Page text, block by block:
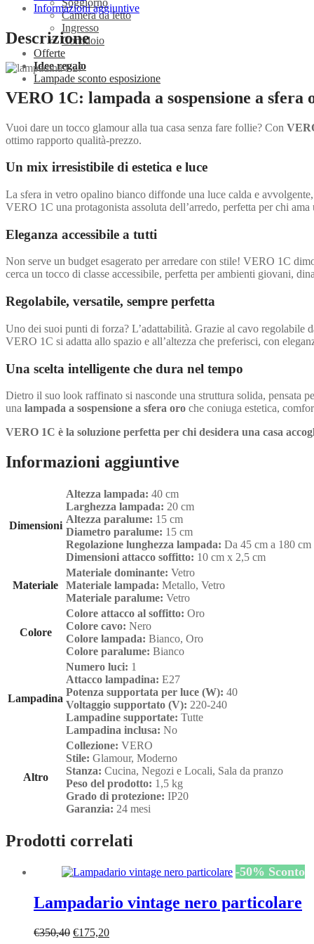
Soggiorno
Camera da letto
Ingresso
Corridoio
Offerte
Idee regalo
Lampade sconto esposizione
Informazioni aggiuntive
Descrizione
VERO 1C: lampada a sospensione a
Vuoi dare un tocco glamour alla tua casa senza fare follie? Con
ottimo rapporto qualità-prezzo.
Un mix irresistibile di estetica e luce
La sfera in vetro opalino bianco diffonde una luce calda e
VERO 1C una protagonista assoluta dell’arredo, perfetta per chi
Eleganza accessibile a tutti
Non serve un budget esagerato per arredare con stile! VERO 1C
cerca un tocco di classe accessibile, perfetta per ambienti giovani,
Regolabile, versatile, sempre perfetta
Uno dei suoi punti di forza? L’adattabilità. Grazie al cavo regolabile
VERO 1C si adatta allo spazio e all’altezza che preferisci, con
Una scelta intelligente che dura nel tempo
Dietro il suo look raffinato si nasconde una struttura solida, pensata
una lampada a sospensione a sfera oro che coniuga estetica,
VERO 1C è la soluzione perfetta per chi desidera una casa
Informazioni aggiuntive
Dimensioni
Altezza lampada: 40 cm
Larghezza lampada: 20 cm
Altezza paralume: 15 cm
Diametro paralume: 15 cm
Regolazione lunghezza lampada: Da 45 cm a 180 cm
Dimensioni attacco soffitto: 10 cm x 2,5 cm
Materiale
Materiale dominante: Vetro
Materiale lampada: Metallo, Vetro
Materiale paralume: Vetro
Colore
Colore attacco al soffitto: Oro
Colore cavo: Nero
Colore lampada: Bianco, Oro
Colore paralume: Bianco
Lampadina
Numero luci: 1
Attacco lampadina: E27
Potenza supportata per luce (W): 40
Voltaggio supportato (V): 220-240
Lampadine supportate: Tutte
Lampadina inclusa: No
Altro
Collezione: VERO
Stile: Glamour, Moderno
Stanza: Cucina, Negozi e Locali, Sala da pranzo
Peso del prodotto: 1,5 kg
Grado di protezione: IP20
Garanzia: 24 mesi
Prodotti correlati
-50% Sconto
Lampadario vintage nero particolare
€350,40 Il
€175,20Il